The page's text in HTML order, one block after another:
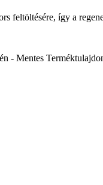
feltöltésére, így a
- Mentes